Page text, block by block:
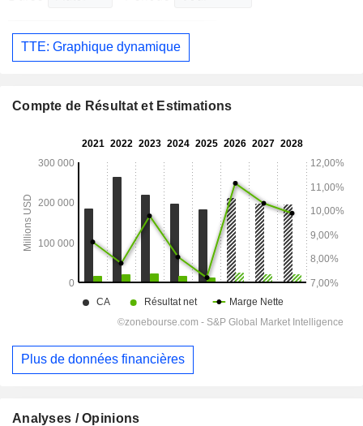
TTE: Graphique dynamique
Compte de Résultat et Estimations
Plus de données financières
Analyses / Opinions